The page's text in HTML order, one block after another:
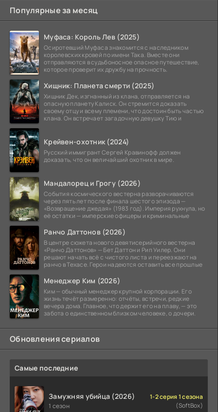
Популярные за месяц
Муфаса: Король Лев (2025)
Осиротевший Муфаса знакомится с наследником
королевских кровей по имени Така. Вместе они
отправляются в судьбоносное опасное путешествие,
которое проверит их дружбу на прочность.
Хищник: Планета смерти (2025)
Хищник Дек, изгнанный из клана, отправляется на
опасную планету Калиск. Он стремится доказать
своему отцу и всему племени, что достоин быть частью
клана. Он встречает загадочную девушку Тию и
Крейвен-охотник (2024)
Русский иммигрант Сергей Кравинофф должен
доказать, что он величайший охотник в мире.
Мандалорец и Грогу (2026)
События космического вестерна разворачиваются
через пять лет после финала шестого эпизода —
«Возвращение джедая» (1983 год). Империя рухнула, но
её остатки — имперские офицеры и криминальные
Ранчо Даттонов (2026)
В центре сюжета нового девятисерийного вестерна
«Ранчо Даттонов» — Бет Даттон и Рип Уилер. Они
решают начать всё с чистого листа и переезжают на
ранчо в Техасе. Герои надеются оставить все прошлые
Менеджер Ким (2026)
Ким — обычный менеджер крупной корпорации. Его
жизнь течёт размеренно: отчёты, встречи, редкие
вечера дома. Главное, что держит его на плаву, — это
забота о единственном близком человеке, о дочери.
Обновления сериалов
Самые последние
Замужняя убийца (2026)
1 сезон
1-2 серия 1 сезона
(SoftBox)